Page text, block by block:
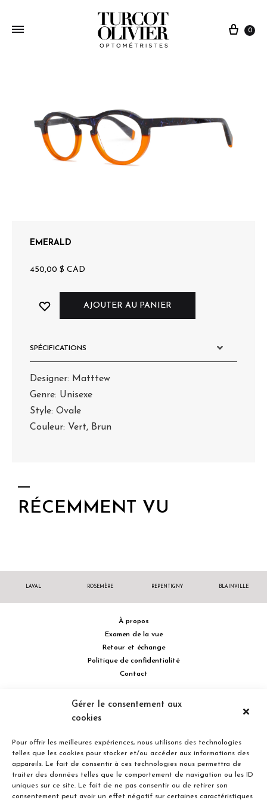
Gérer le consentement aux
cookies
Pour offrir les meilleures expériences, nous utilisons des technologies
telles que les cookies pour stocker et/ou accéder aux informations des
appareils. Le fait de consentir à ces technologies nous permettra de
traiter des données telles que le comportement de navigation ou les ID
uniques sur ce site. Le fait de ne pas consentir ou de retirer son
consentement peut avoir un effet négatif sur certaines caractéristiques
0
EMERALD
450,00 $ CAD
AJOUTER AU PANIER
SPÉCIFICATIONS
Designer: Matttew
Genre: Unisexe
Style: Ovale
Couleur: Vert, Brun
RÉCEMMENT VU
LAVAL ROSEMÈRE REPENTIGNY BLAINVILLE
À propos
Examen de la vue
Retour et échange
Politique de confidentialité
Contact
514 732.0222
Concorde Est, Laval, Québec H7G 2E4 Canada
Entreprise familiale du Québec depuis plus de 40 ans.